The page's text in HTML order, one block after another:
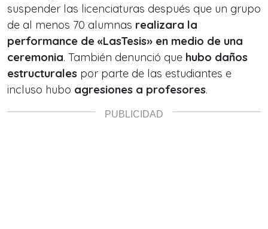
suspender las licenciaturas después que un grupo
de al menos 70 alumnas realizara la
performance de «LasTesis» en medio de una
ceremonia. También denunció que hubo daños
estructurales por parte de las estudiantes e
incluso hubo agresiones a profesores.